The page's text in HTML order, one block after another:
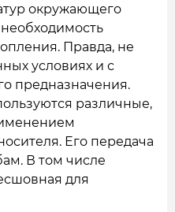
окружающего
Правда, не
условиях и с
предназначения.
различные,
Его передача
В том числе
для